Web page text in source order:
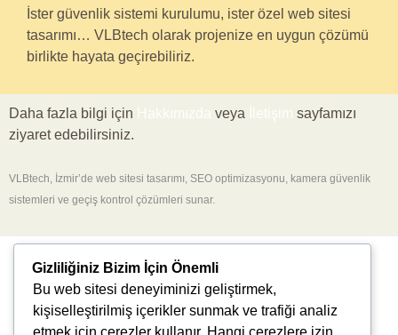
İster güvenlik sistemi kurulumu, ister özel web sitesi
tasarımı… VLBtech olarak projenize en uygun çözümü
birlikte hayata geçirebiliriz.
Daha fazla bilgi için Hakkımızda veya İletişim sayfamızı
ziyaret edebilirsiniz.
VLBtech, İzmir’de web sitesi tasarımı, SEO optimizasyonu, kamera güvenlik
sistemleri ve geçiş kontrol çözümleri sunar.
Gizliliğiniz Bizim İçin Önemli
Bu web sitesi deneyiminizi geliştirmek,
kişiselleştirilmiş içerikler sunmak ve trafiği analiz
etmek için çerezler kullanır. Hangi çerezlere izin